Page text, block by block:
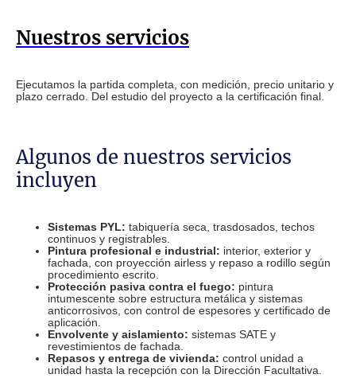
Nuestros servicios
Ejecutamos la partida completa, con medición, precio unitario y
plazo cerrado. Del estudio del proyecto a la certificación final.
Algunos de nuestros servicios
incluyen
Sistemas PYL: tabiquería seca, trasdosados, techos
continuos y registrables.
Pintura profesional e industrial: interior, exterior y
fachada, con proyección airless y repaso a rodillo según
procedimiento escrito.
Protección pasiva contra el fuego: pintura
intumescente sobre estructura metálica y sistemas
anticorrosivos, con control de espesores y certificado de
aplicación.
Envolvente y aislamiento: sistemas SATE y
revestimientos de fachada.
Repasos y entrega de vivienda: control unidad a
unidad hasta la recepción con la Dirección Facultativa.